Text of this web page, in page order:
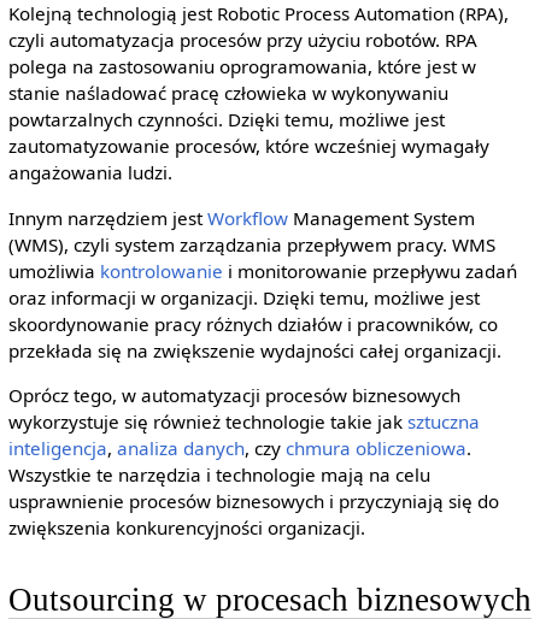
Kolejną technologią jest Robotic Process Automation (RPA),
czyli automatyzacja procesów przy użyciu robotów. RPA
polega na zastosowaniu oprogramowania, które jest w
stanie naśladować pracę człowieka w wykonywaniu
powtarzalnych czynności. Dzięki temu, możliwe jest
zautomatyzowanie procesów, które wcześniej wymagały
angażowania ludzi.
Innym narzędziem jestWorkflowManagement System
(WMS), czyli system zarządzania przepływem pracy. WMS
umożliwia kontrolowanie i monitorowanie przepływu zadań
oraz informacji w organizacji. Dzięki temu, możliwe jest
skoordynowanie pracy różnych działów i pracowników, co
przekłada się na zwiększenie wydajności całej organizacji.
Oprócz tego, w automatyzacji procesów biznesowych
wykorzystuje się również technologie takie jak sztuczna
inteligencja, analiza danych, czy chmura obliczeniowa.
Wszystkie te narzędzia i technologie mają na celu
usprawnienie procesów biznesowych i przyczyniają się do
zwiększenia konkurencyjności organizacji.
Outsourcing w procesach biznesowych